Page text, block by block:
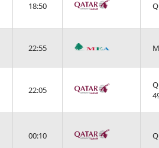
18:50
22:55
22:05
00:10